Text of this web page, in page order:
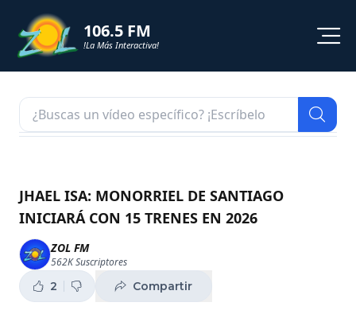
106.5 FM
!La Más Interactiva!
NOTICIAS
SHORTS
PODCAST
ZOL TV
JHAEL ISA: MONORRIEL DE SANTIAGO
INICIARÁ CON 15 TRENES EN 2026
ZOL FM
562KSuscriptores
2 Compartir